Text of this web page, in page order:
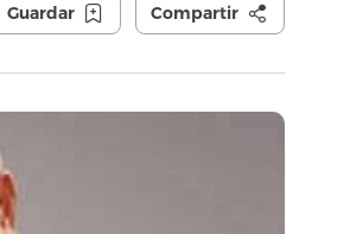
Guardar Compartir